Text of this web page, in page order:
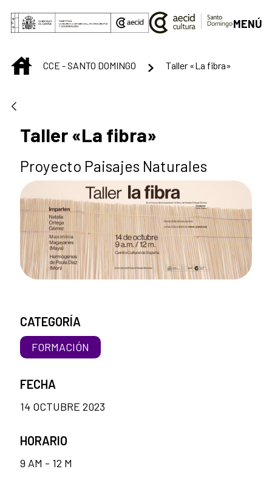
Saltar al contenido principal
MENÚ
INICIOCCE - SANTO DOMINGO Taller «La fibra»
Taller «La fibra»
Proyecto Paisajes Naturales
CATEGORÍA
FORMACIÓN
FECHA
14 OCTUBRE 2023
HORARIO
9 AM - 12 M